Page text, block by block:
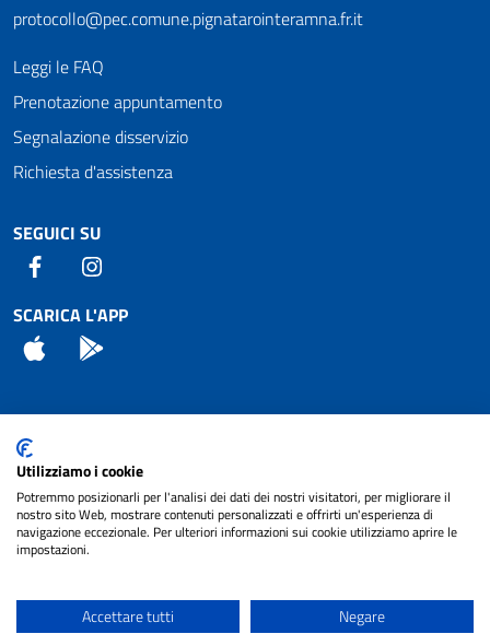
protocollo@pec.comune.pignatarointeramna.fr.it
Leggi le FAQ
Prenotazione appuntamento
Segnalazione disservizio
Richiesta d'assistenza
SEGUICI SU
Facebook
SCARICA L'APP
App Store
Attuazione Misure PNRR
Piano di miglioramento del sito
Note legali
cura diNET SMART
Utilizziamo i cookie
Potremmo posizionarli per l'analisi dei dati dei nostri visitatori, per migliorare il
nostro sito Web, mostrare contenuti personalizzati e offrirti un'esperienza di
navigazione eccezionale. Per ulteriori informazioni sui cookie utilizziamo aprire le
impostazioni.
Accettare tutti Negare